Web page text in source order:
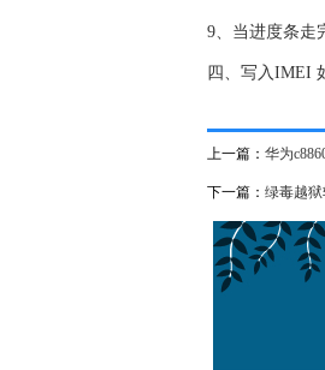
9、当进度条走
四、写入IMEI
上一篇： 华为
下一篇： 绿毒越狱